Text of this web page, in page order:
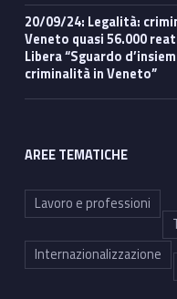
20/09/24: Legalità: crimine proliferato in pandemia, in
Veneto quasi 56.000
Libera “Sguardo
criminalità in Veneto”
AREE TEMATICHE
Lavoro e professioni
Internazionalizzazione